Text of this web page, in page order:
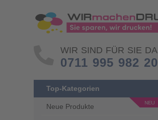
WIR SIND FÜR SIE DA
0711 995 982 20
Top-Kategorien
Neue Produkte